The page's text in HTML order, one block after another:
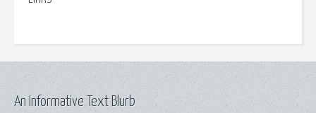
An Informative Text Blurb